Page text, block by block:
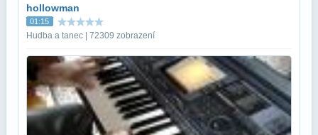
hollowman
01:15
Hudba a tanec | 72309 zobrazení